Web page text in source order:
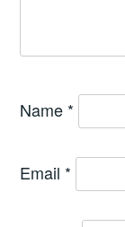
Name *
Email *